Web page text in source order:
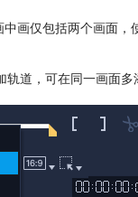
画仅包括两个画面，
道，可在同一画面多